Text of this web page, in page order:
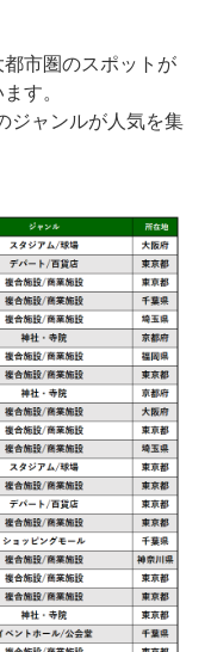
市圏のスポットが
す。
ジャンルが人気を集